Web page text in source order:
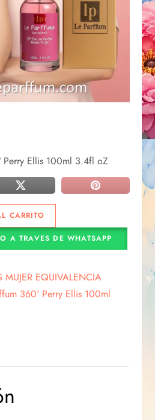
Perry Ellis 100ml 3.4fl oZ
CARRITO
A TRAVES DE WHATSAPP
MUJER EQUIVALENCIA
360° Perry Ellis 100ml